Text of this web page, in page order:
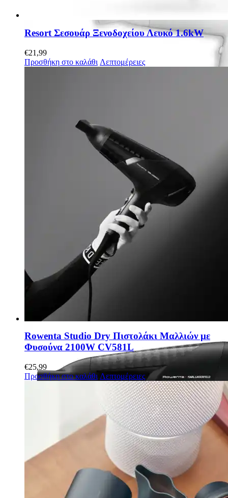
Resort Σεσουάρ Ξενοδοχείου Λευκό 1.6kW
€21,99
Προσθήκη στο καλάθι Λεπτομέρειες
Rowenta Studio Dry Πιστολάκι Μαλλιών με
Φυσούνα 2100W CV581L
€25,99
Προσθήκη στο καλάθι Λεπτομέρειες